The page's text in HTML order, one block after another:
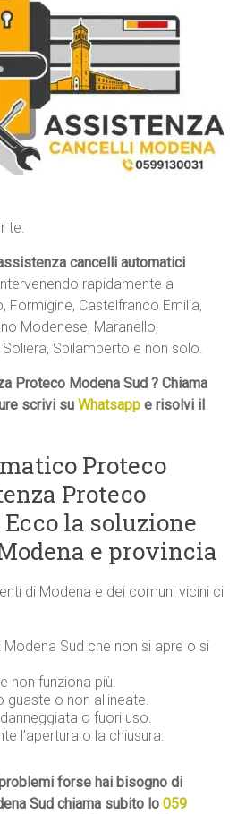
te.
cancelli automatici
rapidamente a
Formigine, Castelfranco Emilia,
Modenese, Maranello,
Soliera, Spilamberto e non solo.
Proteco Modena Sud ? Chiama
scrivi suWhatsapp e risolvi il
Proteco
Proteco
Ecco la soluzione
e provincia
di Modena e dei comuni vicini ci
Sud che non si apre o si
non funziona più.
guaste o non allineate.
o fuori uso.
l’apertura o la chiusura.
forse hai bisogno di
Sud chiama subito lo059